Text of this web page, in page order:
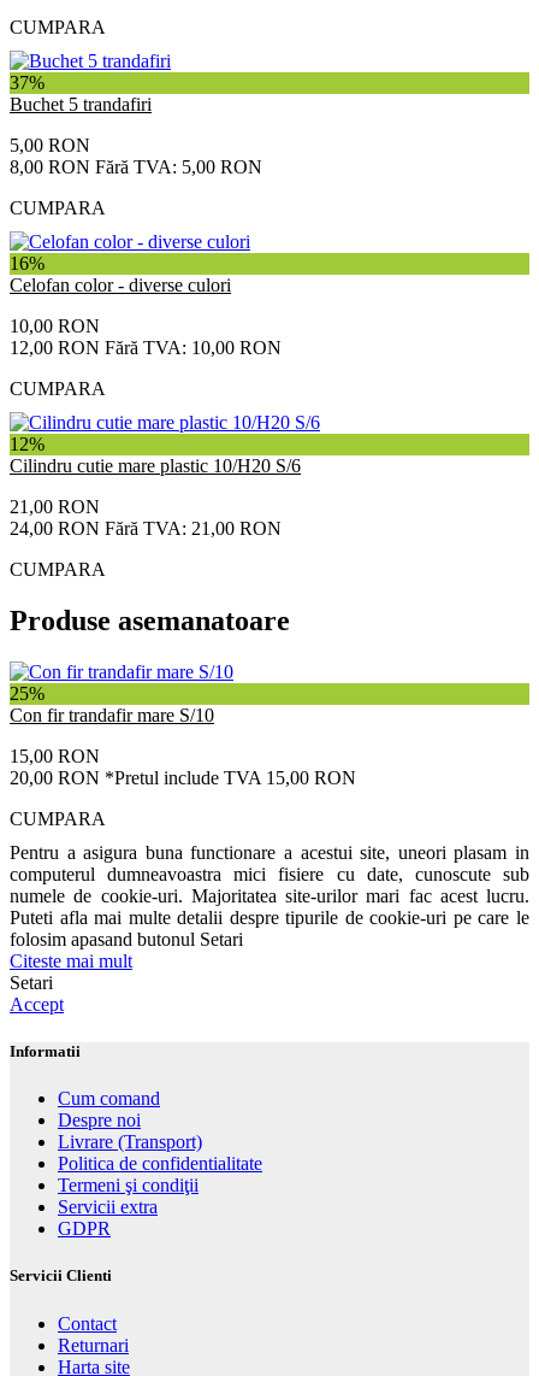
CUMPARA
37%
Buchet 5 trandafiri
5,00 RON
8,00 RON Fără TVA: 5,00 RON
CUMPARA
16%
Celofan color - diverse culori
10,00 RON
12,00 RON Fără TVA: 10,00 RON
CUMPARA
12%
Cilindru cutie mare plastic 10/H20 S/6
21,00 RON
24,00 RON Fără TVA: 21,00 RON
CUMPARA
Produse asemanatoare
25%
Con fir trandafir mare S/10
15,00 RON
20,00 RON *Pretul include TVA 15,00 RON
CUMPARA
Pentru a asigura buna functionare a acestui site, uneori plasam in
computerul dumneavoastra mici fisiere cu date, cunoscute sub
numele de cookie-uri. Majoritatea site-urilor mari fac acest lucru.
Puteti afla mai multe detalii despre tipurile de cookie-uri pe care le
folosim apasand butonul Setari
Citeste mai mult
Setari
Accept
Informatii
Cum comand
Despre noi
Livrare (Transport)
Politica de confidentialitate
Termeni şi condiţii
Servicii extra
GDPR
Servicii Clienti
Contact
Returnari
Harta site